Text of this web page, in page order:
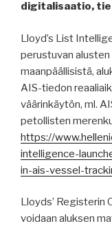
digitalisaatio,
Lloyd’s List
perustuvan
maanpäällisistä,
AIS-tiedon
väärinkäytön, ml.
petollisten
https://
intelligence-
in-ais-vessel-
Lloyds’ Registerin
voidaan aluksen